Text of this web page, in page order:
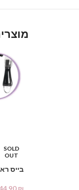
SOLD
OUT
בייס
₪